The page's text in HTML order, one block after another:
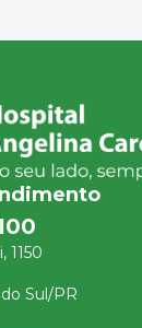
1150
Sul/PR